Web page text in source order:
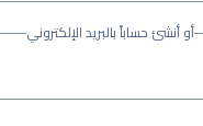
أو أنشئ حساباً بالبريد الإلكتروني